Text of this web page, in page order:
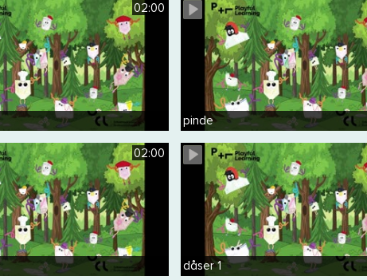
02:00
pinde
02:00
dåser 1